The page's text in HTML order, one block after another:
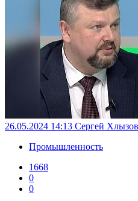
26.05.2024 14:13 Сергей
Промышленность
1668
0
0